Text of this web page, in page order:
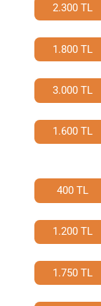
2.300 TL
1.800 TL
3.000 TL
1.600 TL
400 TL
1.200 TL
1.750 TL